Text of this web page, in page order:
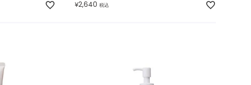
¥2,640 税込